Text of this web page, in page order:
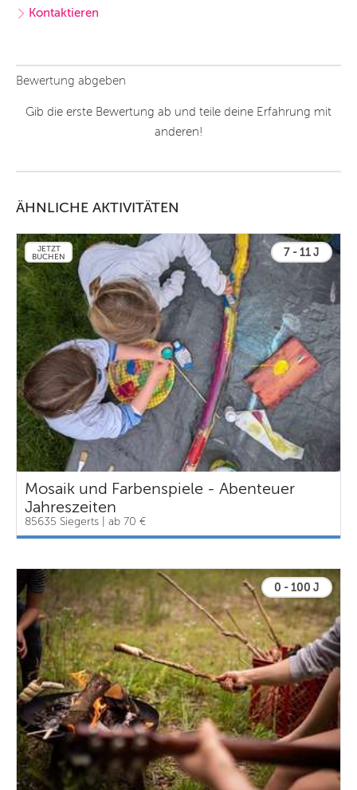
Kontaktieren
Bewertung abgeben
Gib die erste Bewertung ab und teile deine Erfahrung mit
anderen!
ÄHNLICHE AKTIVITÄTEN
JETZT
BUCHEN
7 - 11 J
Mosaik und Farbenspiele - Abenteuer
Jahreszeiten
85635 Siegerts | ab 70 €
0 - 100 J